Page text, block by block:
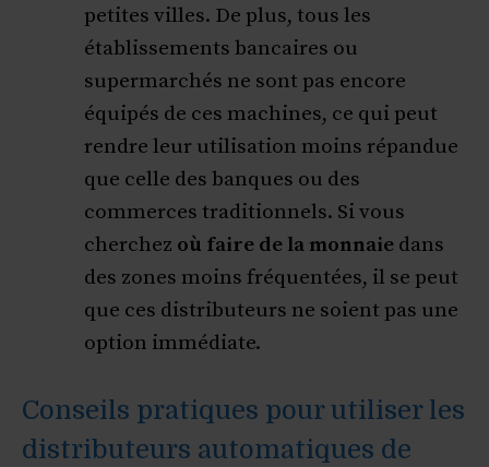
petites villes. De plus, tous les
établissements bancaires ou
supermarchés ne sont pas encore
équipés de ces machines, ce qui peut
rendre leur utilisation moins répandue
que celle des banques ou des
commerces traditionnels. Si vous
cherchez où faire de la monnaie dans
des zones moins fréquentées, il se peut
que ces distributeurs ne soient pas une
option immédiate.
Conseils pratiques pour utiliser les
distributeurs automatiques de